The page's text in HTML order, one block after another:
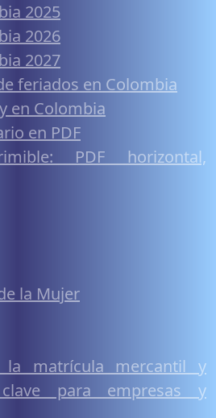
2025
2026
2027
feriados en Colombia
en Colombia
en PDF
PDF horizontal,
la Mujer
la matrícula mercantil y
para empresas y